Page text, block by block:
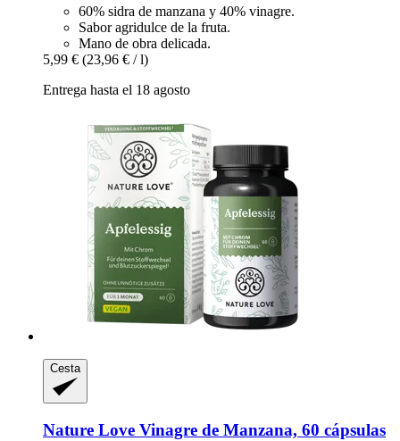
60% sidra de manzana y 40% vinagre.
Sabor agridulce de la fruta.
Mano de obra delicada.
5,99 € (23,96 € / l)
Entrega hasta el 18 agosto
Cesta
Nature Love Vinagre de Manzana, 60 cápsulas